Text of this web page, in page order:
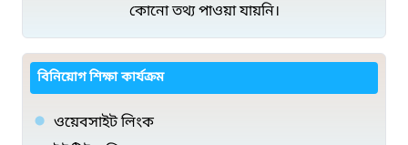
কোনো তথ্য পাওয়া যায়নি।
বিনিয়োগ শিক্ষা কার্যক্রম
ওয়েবসাইট লিংক